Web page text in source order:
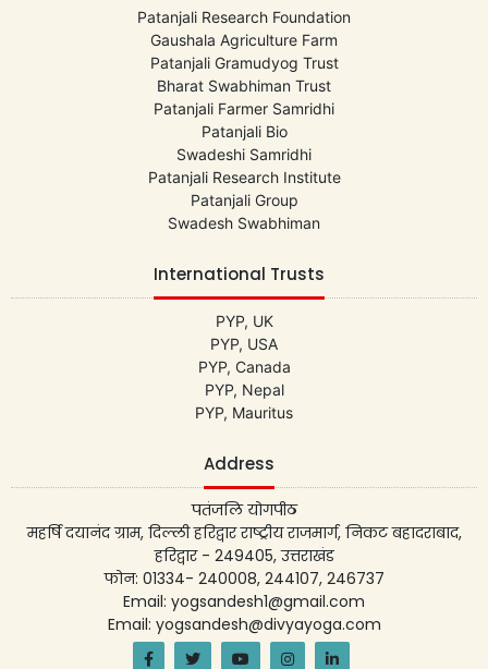
Patanjali Research Foundation
Gaushala Agriculture Farm
Patanjali Gramudyog Trust
Bharat Swabhiman Trust
Patanjali Farmer Samridhi
Patanjali Bio
Swadeshi Samridhi
Patanjali Research Institute
Patanjali Group
Swadesh Swabhiman
International Trusts
PYP, UK
PYP, USA
PYP, Canada
PYP, Nepal
PYP, Mauritus
Address
पतंजलि योगपीठ
महर्षि दयानंद ग्राम, दिल्ली हरिद्वार राष्ट्रीय राजमार्ग, निकट बहादराबाद,
हरिद्वार - 249405, उत्तराखंड
फोन: 01334- 240008, 244107, 246737
Email: yogsandesh1@gmail.com
Email: yogsandesh@divyayoga.com